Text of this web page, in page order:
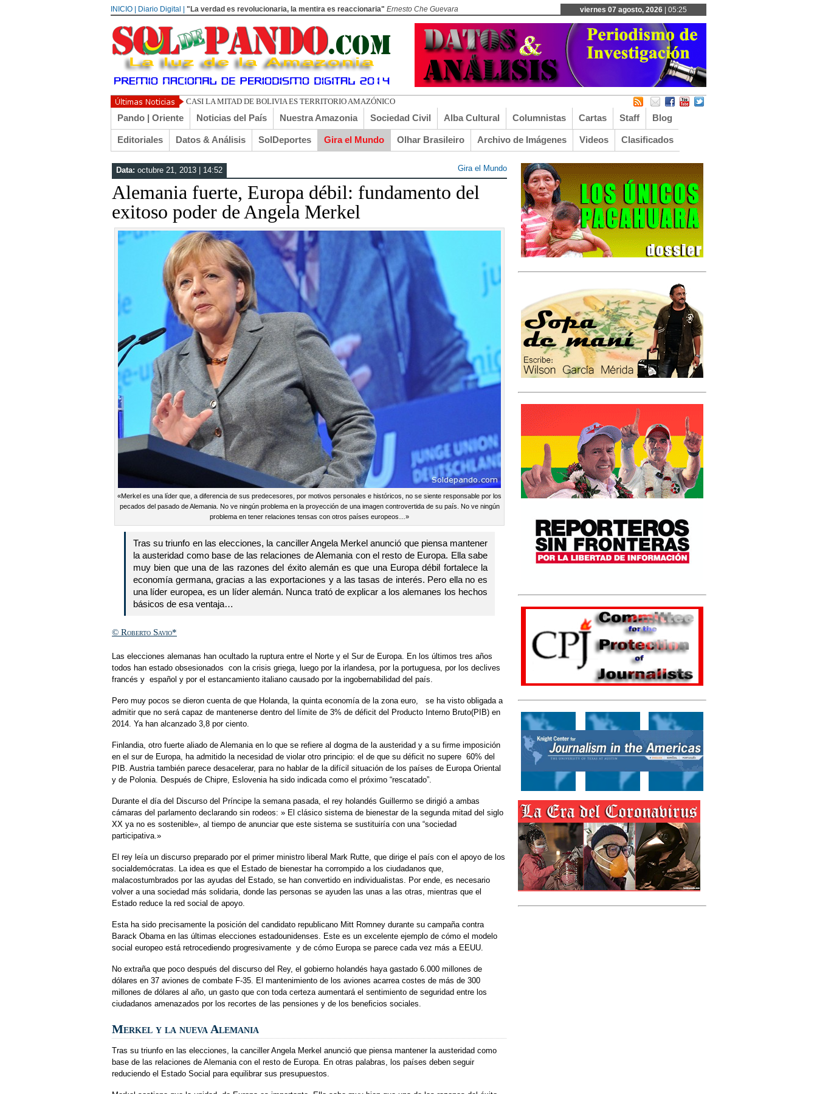
INICIO | Diario Digital | "La verdad es revolucionaria, la mentira es reaccionaria" Ernesto Che Guevara viernes 07 agosto, 2026 | 05:25
UN LIBERTARIO LLAMADO EL
Pando | Oriente Noticias del País Nuestra Amazonia Sociedad Civil Alba Cultural Columnistas Cartas Staff Blog
Editoriales Datos & Análisis SolDeportes Gira el Mundo Olhar Brasileiro Archivo de Imágenes Videos Clasificados
Data: octubre 21, 2013 | 14:52 Gira el Mundo
Alemania fuerte, Europa débil: fundamento del
exitoso poder de Angela Merkel
«Merkel es una líder que, a diferencia de sus predecesores, por motivos personales e históricos, no se siente responsable por los
pecados del pasado de Alemania. No ve ningún problema en la proyección de una imagen controvertida de su país. No ve ningún
problema en tener relaciones tensas con otros países europeos…»
Tras su triunfo en las elecciones, la canciller Angela Merkel anunció que piensa mantener
la austeridad como base de las relaciones de Alemania con el resto de Europa. Ella sabe
muy bien que una de las razones del éxito alemán es que una Europa débil fortalece la
economía germana, gracias a las exportaciones y a las tasas de interés. Pero ella no es
una líder europea, es un líder alemán. Nunca trató de explicar a los alemanes los hechos
básicos de esa ventaja…
© Roberto Savio*
Las elecciones alemanas han ocultado la ruptura entre el Norte y el Sur de Europa. En los últimos tres años
todos han estado obsesionados con la crisis griega, luego por la irlandesa, por la portuguesa, por los declives
francés y español y por el estancamiento italiano causado por la ingobernabilidad del país.
Pero muy pocos se dieron cuenta de que Holanda, la quinta economía de la zona euro, se ha visto obligada a
admitir que no será capaz de mantenerse dentro del límite de 3% de déficit del Producto Interno Bruto(PIB) en
2014. Ya han alcanzado 3,8 por ciento.
Finlandia, otro fuerte aliado de Alemania en lo que se refiere al dogma de la austeridad y a su firme imposición
en el sur de Europa, ha admitido la necesidad de violar otro principio: el de que su déficit no supere 60% del
PIB. Austria también parece desacelerar, para no hablar de la difícil situación de los países de Europa Oriental
y de Polonia. Después de Chipre, Eslovenia ha sido indicada como el próximo “rescatado”.
Durante el día del Discurso del Príncipe la semana pasada, el rey holandés Guillermo se dirigió a ambas
cámaras del parlamento declarando sin rodeos: » El clásico sistema de bienestar de la segunda mitad del siglo
XX ya no es sostenible», al tiempo de anunciar que este sistema se sustituiría con una “sociedad
participativa.»
El rey leía un discurso preparado por el primer ministro liberal Mark Rutte, que dirige el país con el apoyo de los
socialdemócratas. La idea es que el Estado de bienestar ha corrompido a los ciudadanos que,
malacostumbrados por las ayudas del Estado, se han convertido en individualistas. Por ende, es necesario
volver a una sociedad más solidaria, donde las personas se ayuden las unas a las otras, mientras que el
Estado reduce la red social de apoyo.
Esta ha sido precisamente la posición del candidato republicano Mitt Romney durante su campaña contra
Barack Obama en las últimas elecciones estadounidenses. Este es un excelente ejemplo de cómo el modelo
social europeo está retrocediendo progresivamente y de cómo Europa se parece cada vez más a EEUU.
No extraña que poco después del discurso del Rey, el gobierno holandés haya gastado 6.000 millones de
dólares en 37 aviones de combate F-35. El mantenimiento de los aviones acarrea costes de más de 300
millones de dólares al año, un gasto que con toda certeza aumentará el sentimiento de seguridad entre los
ciudadanos amenazados por los recortes de las pensiones y de los beneficios sociales.
Merkel y la nueva Alemania
Tras su triunfo en las elecciones, la canciller Angela Merkel anunció que piensa mantener la austeridad como
base de las relaciones de Alemania con el resto de Europa. En otras palabras, los países deben seguir
reduciendo el Estado Social para equilibrar sus presupuestos.